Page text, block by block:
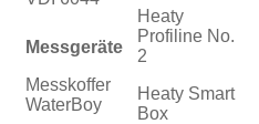
Messgeräte
Messkoffer
WaterBoy
Heaty
Profiline No.
2
Heaty Smart
Box